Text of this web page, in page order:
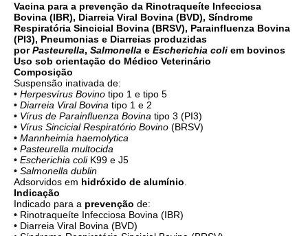
Vacina para a prevenção da Rinotraqueíte Infecciosa
Bovina (IBR), Diarreia Viral Bovina (BVD), Síndrome
Respiratória Sincicial Bovina (BRSV), Parainfluenza Bovina
(PI3), Pneumonias e Diarreias produzidas
porPasteurella, Salmonella e Escherichia coli em bovinos
Uso sob orientação do Médico Veterinário
Composição
Suspensão inativada de:
• Herpesvírus Bovino tipo 1 e tipo 5
• Diarreia Viral Bovina tipo 1 e 2
• Vírus de Parainfluenza Bovina tipo 3 (PI3)
• Vírus Sincicial Respiratório Bovino (BRSV)
• Mannheimia haemolytica
• Pasteurella multocida
• Escherichia coliK99 e J5
• Salmonella dublin
Adsorvidos em hidróxido de alumínio
Indicação
Indicado para a prevenção de:
• Rinotraqueíte Infecciosa Bovina (IBR)
• Diarreia Viral Bovina (BVD)